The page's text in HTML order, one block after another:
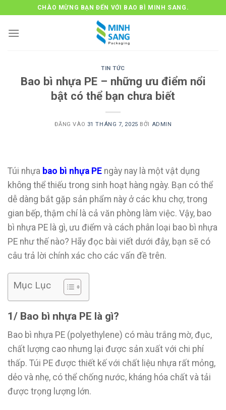
qua
nội
CHÀO MỪNG BẠN ĐẾN VỚI BAO BÌ MINH SANG.
TIN TỨC
Bao bì nhựa PE – những ưu điểm nổi
bật có thể bạn chưa biết
ĐĂNG VÀO 31 THÁNG 7, 2025 BỞI ADMIN
Túi nhựa bao bì nhựa PE ngày nay là một vật dụng
không thể thiếu trong sinh hoạt hàng ngày. Bạn có thể
dễ dàng bắt gặp sản phẩm này ở các khu chợ, trong
gian bếp, thậm chí là cả văn phòng làm việc. Vậy, bao
bì nhựa PE là gì, ưu điểm và cách phân loại bao bì nhựa
PE như thế nào? Hãy đọc bài viết dưới đây, bạn sẽ có
câu trả lời chính xác cho các vấn đề trên.
Mục Lục
1/ Bao bì nhựa PE là gì?
Bao bì nhựa PE (polyethylene) có màu trắng mờ, đục,
chất lượng cao nhưng lại được sản xuất với chi phí
thấp. Túi PE được thiết kế với chất liệu nhựa rất mỏng,
dẻo và nhẹ, có thể chống nước, kháng hóa chất và tải
được trọng lượng lớn.